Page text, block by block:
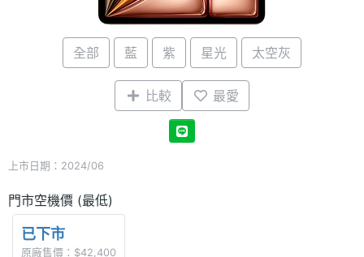
全部 藍 紫 星光 太空灰
比較 最愛
上市日期：2024/06
門市空機價 (最低)
已下市
原廠售價：$42,400